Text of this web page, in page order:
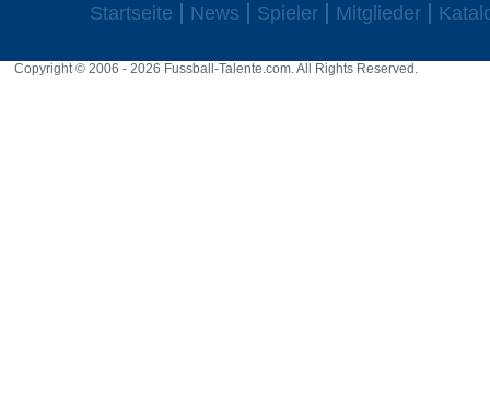
Startseite News Spieler Mitglieder
Copyright © 2006 - 2026 Fussball-Talente.com. All Rights Reserved.